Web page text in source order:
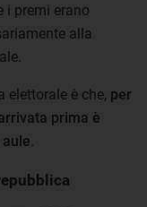
i premi erano
alla
elettorale è che, per
prima è